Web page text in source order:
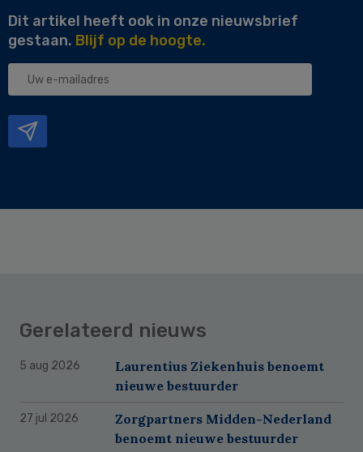
Dit artikel heeft ook in onze nieuwsbrief
gestaan. Blijf op de hoogte.
Uw
Gerelateerd nieuws
5 aug 2026
Laurentius Ziekenhuis benoemt
nieuwe bestuurder
27 jul 2026
Zorgpartners Midden-Nederland
benoemt nieuwe bestuurder